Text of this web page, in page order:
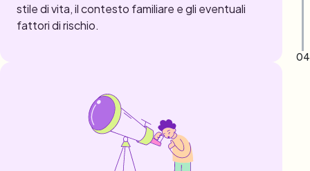
stile di vita, il contesto familiare e gli eventuali
fattori di rischio.
04